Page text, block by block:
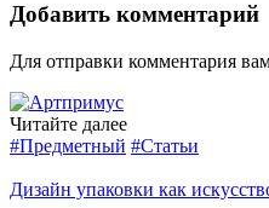
Добавить комментарий
Для отправки комментария
Читайте далее
#Предметный #Статьи
Дизайн упаковки как